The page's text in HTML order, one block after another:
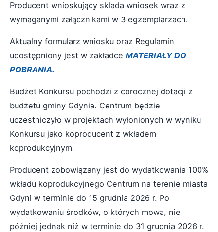
Producent wnioskujący składa wniosek wraz z
wymaganymi załącznikami w 3 egzemplarzach.
Aktualny formularz wniosku oraz Regulamin
udostępniony jest w zakładce MATERIAŁY DO
POBRANIA.
Budżet Konkursu pochodzi z corocznej dotacji z
budżetu gminy Gdynia. Centrum będzie
uczestniczyło w projektach wyłonionych w wyniku
Konkursu jako koproducent z wkładem
koprodukcyjnym.
Producent zobowiązany jest do wydatkowania 100%
wkładu koprodukcyjnego Centrum na terenie miasta
Gdyni w terminie do 15 grudnia 2026 r. Po
wydatkowaniu środków, o których mowa, nie
później jednak niż w terminie do 31 grudnia 2026 r.